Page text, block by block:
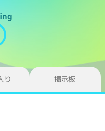
り 掲示板